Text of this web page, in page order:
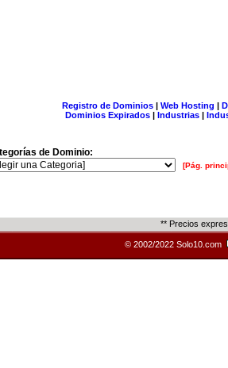
Registro de Dominios| Web Hosting |
Dominios Expirados | Industrias |
de Dominio:
[Pág.
** Precios
© 2002/2022 Solo10.com